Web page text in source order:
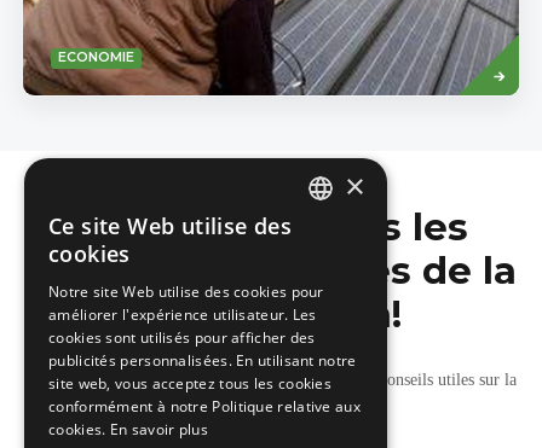
ECONOMIE
Read
more
Ne manquez pas les
dernières nouvelles de la
construction!
Recevez nos mises à jour hebdomadaires pleines de conseils utiles sur la
construction et la rénovation.
×
Ce site Web utilise des
cookies
Notre site Web utilise des cookies pour
améliorer l'expérience utilisateur. Les
cookies sont utilisés pour afficher des
publicités personnalisées. En utilisant notre
site web, vous acceptez tous les cookies
conformément à notre Politique relative aux
cookies. En savoir plus